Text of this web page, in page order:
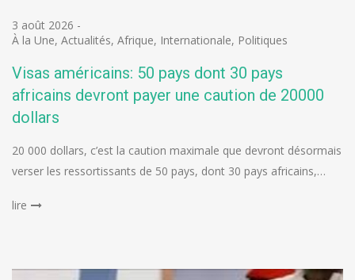
3 août 2026 -
À la Une, Actualités, Afrique, Internationale, Politiques
Visas américains: 50 pays dont 30 pays
africains devront payer une caution de 20000
dollars
20 000 dollars, c’est la caution maximale que devront désormais
verser les ressortissants de 50 pays, dont 30 pays africains,…
lire